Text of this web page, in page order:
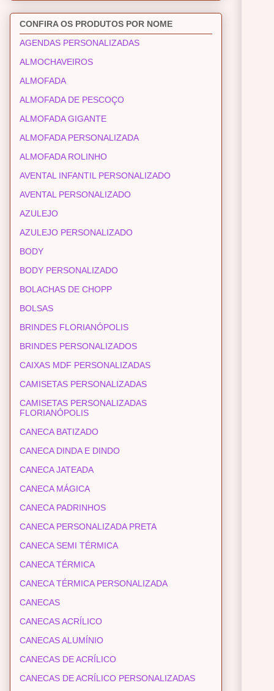
CONFIRA OS PRODUTOS POR NOME
AGENDAS PERSONALIZADAS
ALMOCHAVEIROS
ALMOFADA
ALMOFADA DE PESCOÇO
ALMOFADA GIGANTE
ALMOFADA PERSONALIZADA
ALMOFADA ROLINHO
AVENTAL INFANTIL PERSONALIZADO
AVENTAL PERSONALIZADO
AZULEJO
AZULEJO PERSONALIZADO
BODY
BODY PERSONALIZADO
BOLACHAS DE CHOPP
BOLSAS
BRINDES FLORIANÓPOLIS
BRINDES PERSONALIZADOS
CAIXAS MDF PERSONALIZADAS
CAMISETAS PERSONALIZADAS
CAMISETAS PERSONALIZADAS
FLORIANÓPOLIS
CANECA BATIZADO
CANECA DINDA E DINDO
CANECA JATEADA
CANECA MÁGICA
CANECA PADRINHOS
CANECA PERSONALIZADA PRETA
CANECA SEMI TÉRMICA
CANECA TÉRMICA
CANECA TÉRMICA PERSONALIZADA
CANECAS
CANECAS ACRÍLICO
CANECAS ALUMÍNIO
CANECAS DE ACRÍLICO
CANECAS DE ACRÍLICO PERSONALIZADAS